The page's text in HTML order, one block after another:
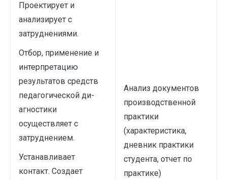
Анализ документов
производственной
практики
(характеристика,
дневник практики
студента, отчет по
практике)
Проектирует и
анализирует с
затруднениями.
Отбор, применение и
интерпретацию
результатов средств
педагогической ди­
агностики
осуществляет с
затруднением.
Устанавливает
контакт. Создает